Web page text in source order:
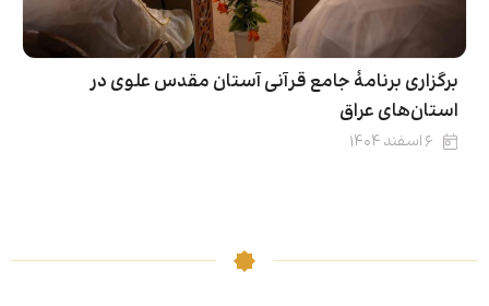
برگزاری برنامۀ جامع قرآنی آستان مقدس علوی در
استان‌های عراق
۶ اسفند ۱۴۰۴